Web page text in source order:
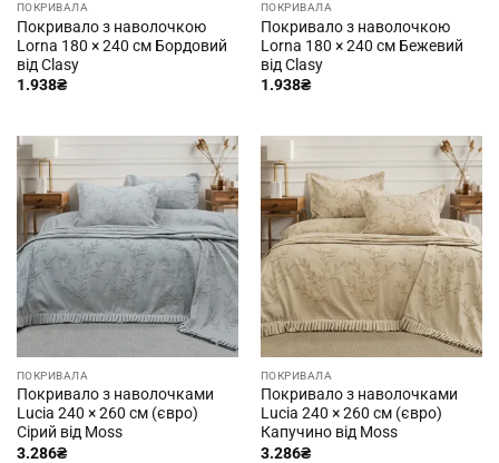
ПОКРИВАЛА
Покривало з наволочкою
Lorna 180 × 240 см Бордовий
від Clasy
1.938₴
ПОКРИВАЛА
Покривало з наволочкою
Lorna 180 × 240 см Бежевий
від Clasy
1.938₴
ПОКРИВАЛА
Покривало з наволочками
Lucia 240 × 260 см (євро)
Сірий від Moss
3.286₴
ПОКРИВАЛА
Покривало з наволочками
Lucia 240 × 260 см (євро)
Капучино від Moss
3.286₴